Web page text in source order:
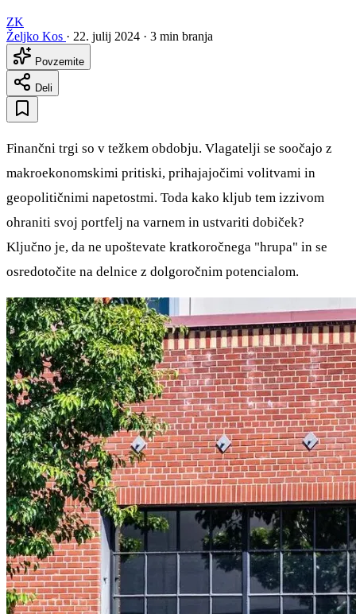
ZK
Željko Kos · 22. julij 2024 · 3 min branja
Povzemite
Deli
Finančni trgi so v težkem obdobju. Vlagatelji se soočajo z
makroekonomskimi pritiski, prihajajočimi volitvami in
geopolitičnimi napetostmi. Toda kako kljub tem izzivom
ohraniti svoj portfelj na varnem in ustvariti dobiček?
Ključno je, da ne upoštevate kratkoročnega "hrupa" in se
osredotočite na delnice z dolgoročnim potencialom.